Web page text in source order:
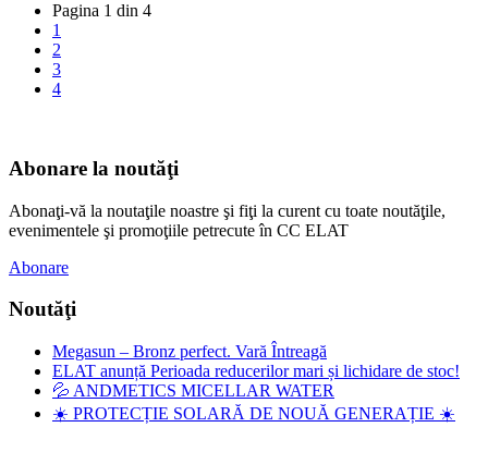
Pagina 1 din 4
1
2
3
4
Abonare la noutăţi
Abonaţi-vă la noutaţile noastre şi fiţi la curent cu toate noutăţile,
evenimentele şi promoţiile petrecute în CC ELAT
Abonare
Noutăţi
Megasun – Bronz perfect. Vară Întreagă
ELAT anunță Perioada reducerilor mari și lichidare de stoc!
💦 ANDMETICS MICELLAR WATER
☀️ PROTECȚIE SOLARĂ DE NOUĂ GENERAȚIE ☀️